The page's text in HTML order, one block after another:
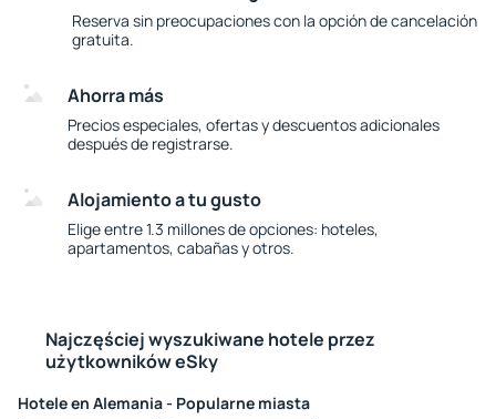
Reserva sin preocupaciones con la opción de cancelación
gratuita.
Ahorra más
Precios especiales, ofertas y descuentos adicionales
después de registrarse.
Alojamiento a tu gusto
Elige entre 1.3 millones de opciones: hoteles,
apartamentos, cabañas y otros.
Najczęściej wyszukiwane hotele przez
użytkowników eSky
Hotele en Alemania - Popularne miasta